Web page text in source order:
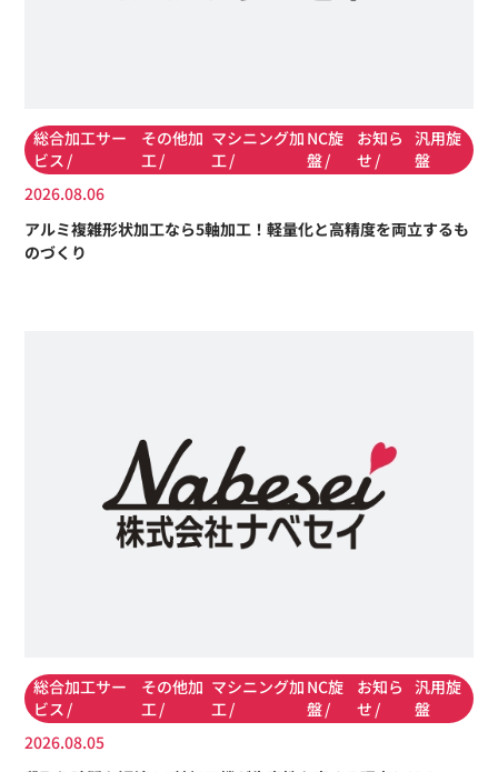
総合加工サー
ビス
その他加
工
マシニング加
工
NC旋
盤
お知ら
せ
汎用旋
盤
2026.08.06
アルミ複雑形状加工なら5軸加工！軽量化と高精度を両立するも
のづくり
総合加工サー
ビス
その他加
工
マシニング加
工
NC旋
盤
お知ら
せ
汎用旋
盤
2026.08.05